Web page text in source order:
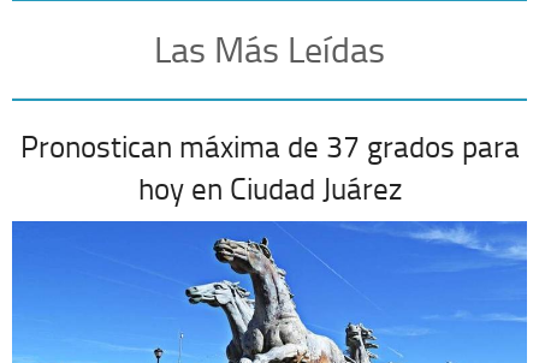
Las Más Leídas
Pronostican máxima de 37 grados para
hoy en Ciudad Juárez